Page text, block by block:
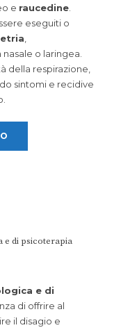
e raucedine
eseguiti o
o laringea.
della respirazione,
sintomi e recidive
e di psicoterapia
e di
di offrire al
il disagio e